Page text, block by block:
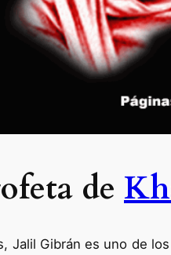
de
Jalil Gibrán es uno de